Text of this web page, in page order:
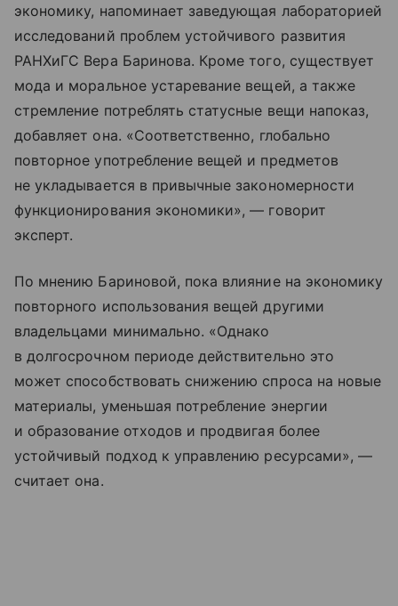
экономику, напоминает заведующая лабораторией
исследований проблем устойчивого развития
РАНХиГС Вера Баринова. Кроме того, существует
мода и моральное устаревание вещей, а также
стремление потреблять статусные вещи напоказ,
добавляет она. «Соответственно, глобально
повторное употребление вещей и предметов
не укладывается в привычные закономерности
функционирования экономики», — говорит
эксперт.
По мнению Бариновой, пока влияние на экономику
повторного использования вещей другими
владельцами минимально. «Однако
в долгосрочном периоде действительно это
может способствовать снижению спроса на новые
материалы, уменьшая потребление энергии
и образование отходов и продвигая более
устойчивый подход к управлению ресурсами», —
считает она.